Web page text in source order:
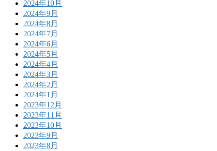
2024年10月
2024年9月
2024年8月
2024年7月
2024年6月
2024年5月
2024年4月
2024年3月
2024年2月
2024年1月
2023年12月
2023年11月
2023年10月
2023年9月
2023年8月